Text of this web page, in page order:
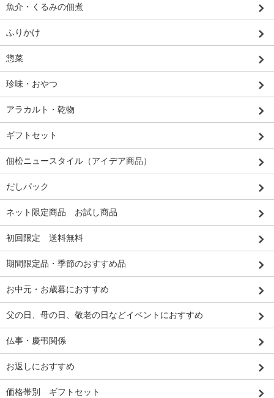
魚介・くるみの佃煮
ふりかけ
惣菜
珍味・おやつ
アラカルト・乾物
ギフトセット
佃松ニュースタイル（アイデア商品）
だしパック
ネット限定商品 お試し商品
初回限定 送料無料
期間限定品・季節のおすすめ品
お中元・お歳暮におすすめ
父の日、母の日、敬老の日などイベントにおすすめ
仏事・慶弔関係
お返しにおすすめ
価格帯別 ギフトセット